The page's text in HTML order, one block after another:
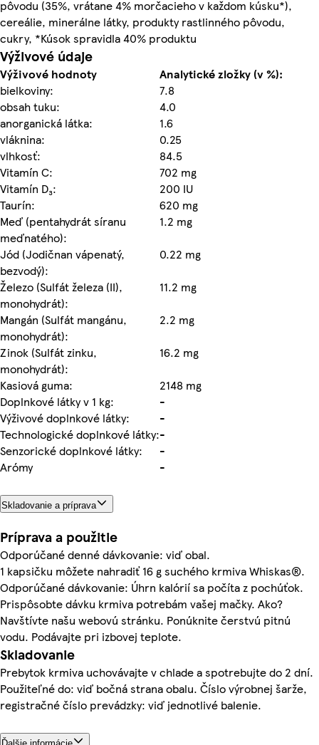
pôvodu (35%, vrátane 4% morčacieho v každom kúsku*),
cereálie, minerálne látky, produkty rastlinného pôvodu,
cukry, *Kúsok spravidla 40% produktu
Výživové údaje
Výživové hodnoty
Analytické zložky (v %):
bielkoviny:
7.8
obsah tuku:
4.0
anorganická látka:
1.6
vláknina:
0.25
vlhkosť:
84.5
Vitamín C:
702 mg
Vitamín D₃:
200 IU
Taurín:
620 mg
Meď (pentahydrát síranu
meďnatého):
1.2 mg
Jód (Jodičnan vápenatý,
bezvodý):
0.22 mg
Železo (Sulfát železa (II),
monohydrát):
11.2 mg
Mangán (Sulfát mangánu,
monohydrát):
2.2 mg
Zinok (Sulfát zinku,
monohydrát):
16.2 mg
Kasiová guma:
2148 mg
Doplnkové látky v 1 kg:
-
Výživové doplnkové látky:
-
Technologické doplnkové látky:-
Senzorické doplnkové látky:
-
Arómy
-
Skladovanie a príprava
Príprava a použitie
Odporúčané denné dávkovanie: viď obal.
1 kapsičku môžete nahradiť 16 g suchého krmiva Whiskas®.
Odporúčané dávkovanie: Úhrn kalórií sa počíta z pochúťok.
Prispôsobte dávku krmiva potrebám vašej mačky. Ako?
Navštívte našu webovú stránku. Ponúknite čerstvú pitnú
vodu. Podávajte pri izbovej teplote.
Skladovanie
Prebytok krmiva uchovávajte v chlade a spotrebujte do 2 dní.
Použiteľné do: viď bočná strana obalu. Číslo výrobnej šarže,
registračné číslo prevádzky: viď jednotlivé balenie.